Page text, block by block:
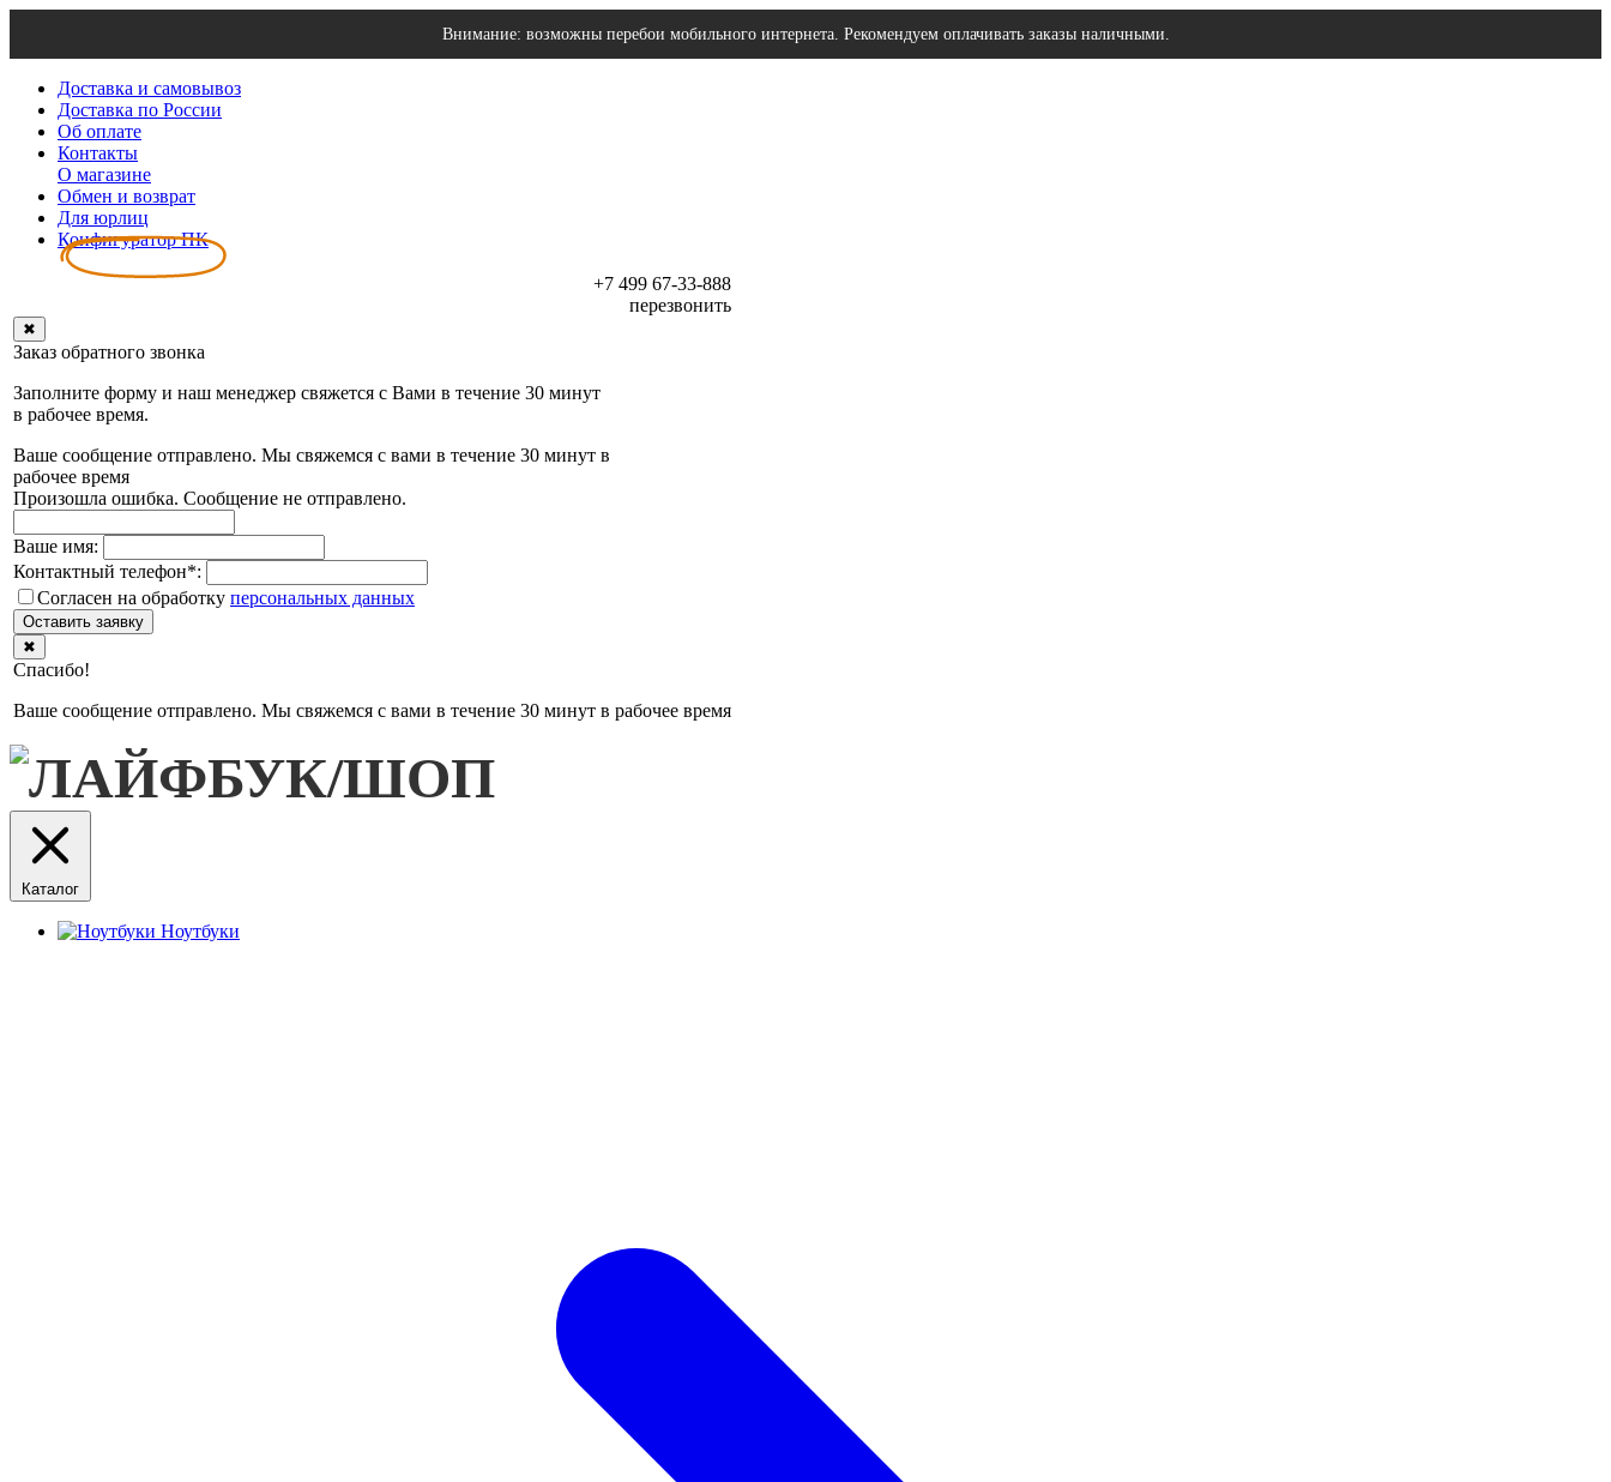
Внимание: возможны перебои мобильного интернета. Рекомендуем оплачивать заказы наличными.
Доставка и самовывоз
Доставка по России
Об оплате
Контакты
О магазине
Обмен и возврат
Для юрлиц
Конфигуратор ПК
+7 499 67-33-888
перезвонить
✖
Заказ обратного звонка
Заполните форму и наш менеджер свяжется с Вами в течение 30 минут
в рабочее время.
Ваше сообщение отправлено. Мы свяжемся с вами в течение 30 минут в
рабочее время
Произошла ошибка. Сообщение не отправлено.
Ваше имя:
Контактный телефон*:
Согласен на обработку персональныx данных
Оставить заявку
✖
Спасибо!
Ваше сообщение отправлено. Мы свяжемся с вами в течение 30 минут в рабочее время
Каталог
Ноутбуки